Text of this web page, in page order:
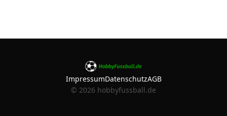
ImpressumDatenschutzAGB
© 2026 hobbyfussball.de